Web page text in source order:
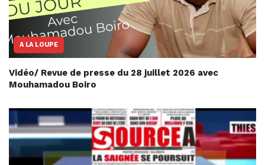
A LA LOUPE
Vidéo/ Revue de presse du 28 juillet 2026 avec
Mouhamadou Boiro